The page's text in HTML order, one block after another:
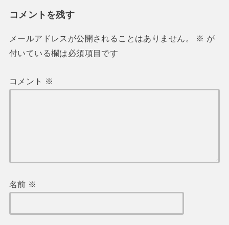
コメントを残す
メールアドレスが公開されることはありません。 ※ が
付いている欄は必須項目です
コメント ※
名前 ※